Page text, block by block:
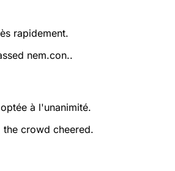
rapidement.
nem.con..
à l'unanimité.
the crowd cheered.